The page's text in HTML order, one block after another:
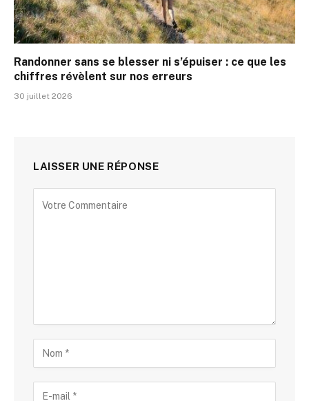
Randonner sans se blesser ni s’épuiser : ce que les
chiffres révèlent sur nos erreurs
30 juillet 2026
LAISSER UNE RÉPONSE